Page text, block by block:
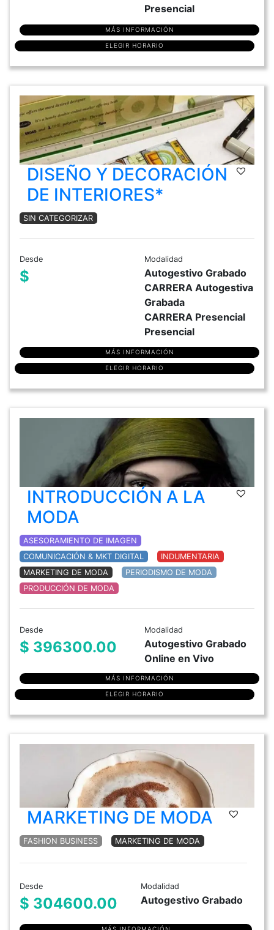
Presencial
MÁS INFORMACIÓN
ELEGIR HORARIO
DISEÑO Y DECORACIÓN
DE INTERIORES*
SIN CATEGORIZAR
Desde
$
Modalidad
Autogestivo Grabado
CARRERA Autogestiva
Grabada
CARRERA Presencial
Presencial
MÁS INFORMACIÓN
ELEGIR HORARIO
INTRODUCCIÓN A LA
MODA
ASESORAMIENTO DE IMAGEN
COMUNICACIÓN & MKT DIGITAL
INDUMENTARIA
MARKETING DE MODA
PERIODISMO DE MODA
PRODUCCIÓN DE MODA
Desde
$ 396300.00
Modalidad
Autogestivo Grabado
Online en Vivo
MÁS INFORMACIÓN
ELEGIR HORARIO
MARKETING DE MODA
FASHION BUSINESS MARKETING DE MODA
Desde
$ 304600.00
Modalidad
Autogestivo Grabado